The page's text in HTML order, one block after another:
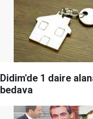
Didim'de 1 daire
bedava